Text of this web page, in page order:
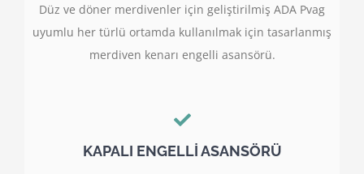
Düz ve döner merdivenler için geliştirilmiş ADA Pvag
uyumlu her türlü ortamda kullanılmak için tasarlanmış
merdiven kenarı engelli asansörü.
KAPALI ENGELLİ ASANSÖRÜ